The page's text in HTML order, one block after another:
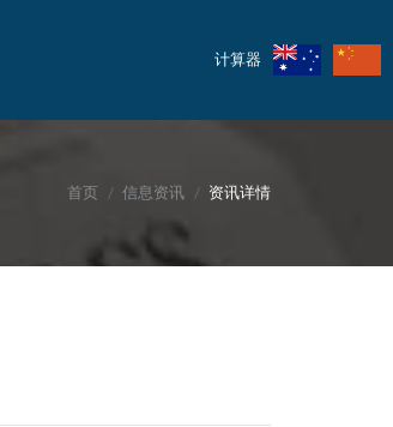
计算器
首页 信息资讯 资讯详情